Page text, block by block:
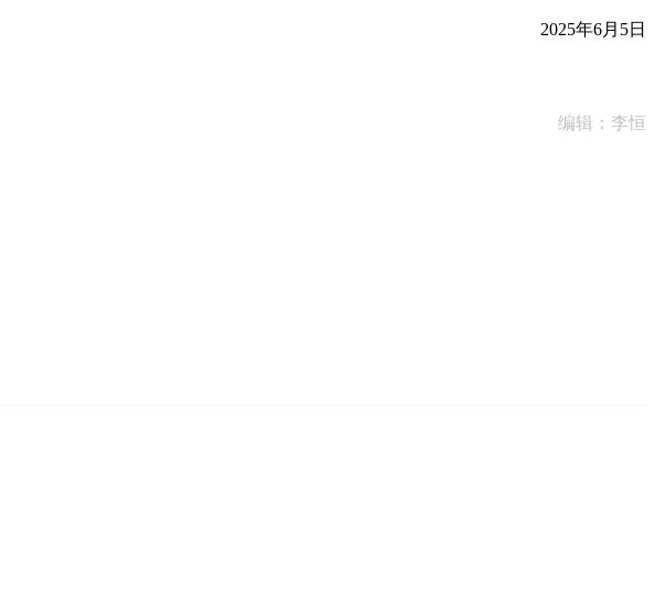
2025年6月5日
编辑：李恒